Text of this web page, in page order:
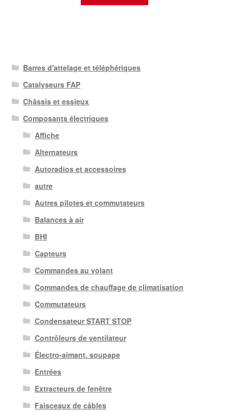
Barres d'attelage et téléphériques
Catalyseurs FAP
Châssis et essieux
Composants électriques
Affiche
Alternateurs
Autoradios et accessoires
autre
Autres pilotes et commutateurs
Balances à air
BHI
Capteurs
Commandes au volant
Commandes de chauffage de climatisation
Commutateurs
Condensateur START STOP
Contrôleurs de ventilateur
Électro-aimant. soupape
Entrées
Extracteurs de fenêtre
Faisceaux de câbles